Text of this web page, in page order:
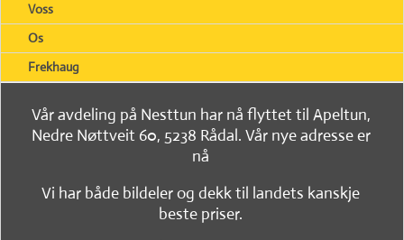
Voss
Os
Frekhaug
Vår avdeling på Nesttun har nå flyttet til Apeltun,
Nedre Nøttveit 60, 5238 Rådal. Vår nye adresse er
nå
Vi har både bildeler og dekk til landets kanskje
beste priser.